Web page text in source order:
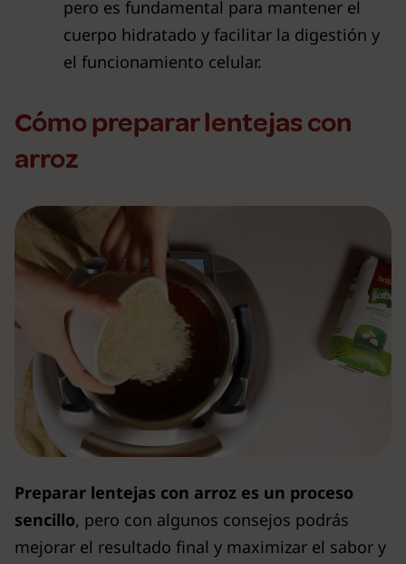
pero es fundamental para mantener el
cuerpo hidratado y facilitar la digestión y
el funcionamiento celular.
Cómo preparar lentejas con
arroz
Preparar lentejas con arroz es un proceso
sencillo, pero con algunos consejos podrás
mejorar el resultado final y maximizar el sabor y